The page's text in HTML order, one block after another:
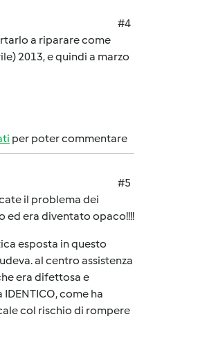
#4
a riparare come
2013, e quindi a marzo
per poter commentare
#5
il problema dei
ed era diventato opaco!!!!
esposta in questo
al centro assistenza
era difettosa e
come ha
col rischio di rompere